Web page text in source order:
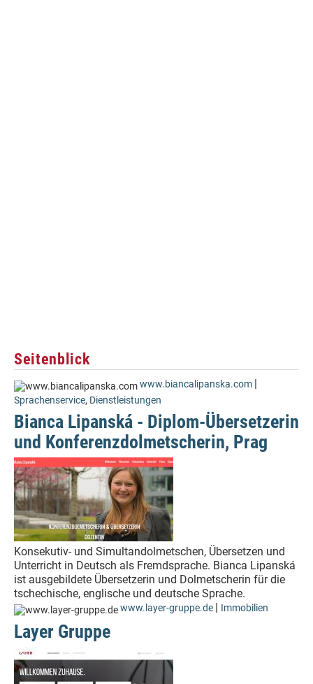
Seitenblick
www.biancalipanska.com |
Sprachenservice, Dienstleistungen
Bianca Lipanská - Diplom-Übersetzerin
und Konferenzdolmetscherin, Prag
Konsekutiv- und Simultandolmetschen, Übersetzen und
Unterricht in Deutsch als Fremdsprache. Bianca Lipanská
ist ausgebildete Übersetzerin und Dolmetscherin für die
tschechische, englische und deutsche Sprache.
www.layer-gruppe.de | Immobilien
Layer Gruppe